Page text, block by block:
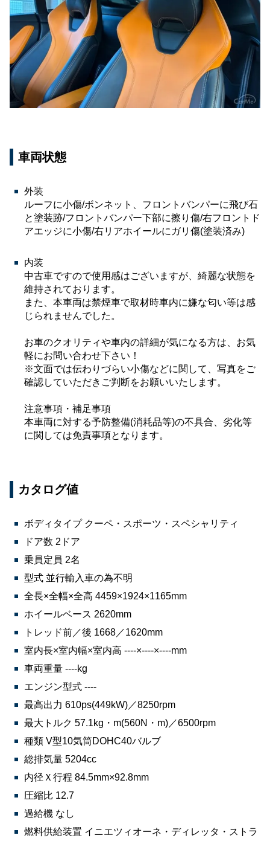
車両状態
外装
ルーフに小傷/ボンネット、フロントバンパーに飛び石
と塗装跡/フロントバンパー下部に擦り傷/右フロントド
アエッジに小傷/右リアホイールにガリ傷(塗装済み)
内装
中古車ですので使用感はございますが、綺麗な状態を
維持されております。
また、本車両は禁煙車で取材時車内に嫌な匂い等は感
じられませんでした。
お車のクオリティや車内の詳細が気になる方は、お気
軽にお問い合わせ下さい！
※文面では伝わりづらい小傷などに関して、写真をご
確認していただきご判断をお願いいたします。
注意事項・補足事項
本車両に対する予防整備(消耗品等)の不具合、劣化等
に関しては免責事項となります。
カタログ値
ボディタイプ クーペ・スポーツ・スペシャリティ
ドア数 2ドア
乗員定員 2名
型式 並行輸入車の為不明
全長×全幅×全高 4459×1924×1165mm
ホイールベース 2620mm
トレッド前／後 1668／1620mm
室内長×室内幅×室内高 ----×----×----mm
車両重量 ----kg
エンジン型式 ----
最高出力 610ps(449kW)／8250rpm
最大トルク 57.1kg・m(560N・m)／6500rpm
種類 V型10気筒DOHC40バルブ
総排気量 5204cc
内径Ｘ行程 84.5mm×92.8mm
圧縮比 12.7
過給機 なし
燃料供給装置 イニエツィオーネ・ディレッタ・ストラ